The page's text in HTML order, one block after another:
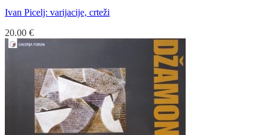
Ivan Picelj: varijacije, crteži
20.00 €